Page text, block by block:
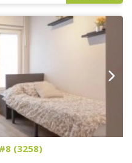
(3258)